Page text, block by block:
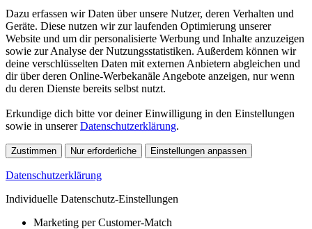
Dazu erfassen wir Daten über unsere Nutzer, deren Verhalten und
Geräte. Diese nutzen wir zur laufenden Optimierung unserer
Website und um dir personalisierte Werbung und Inhalte anzuzeigen
sowie zur Analyse der Nutzungsstatistiken. Außerdem können wir
deine verschlüsselten Daten mit externen Anbietern abgleichen und
dir über deren Online-Werbekanäle Angebote anzeigen, nur wenn
du deren Dienste bereits selbst nutzt.
Erkundige dich bitte vor deiner Einwilligung in den Einstellungen
sowie in unsererDatenschutzerklärung.
Zustimmen Nur erforderliche Einstellungen anpassen
Datenschutzerklärung
Individuelle Datenschutz-Einstellungen
Marketing per Customer-Match